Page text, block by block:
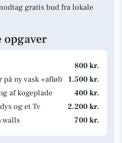
gratis bud fra lokale
opgaver
800 kr.
ny vask +afløb
1.500 kr.
af kogeplade
400 kr.
og et Tv
2.200 kr.
walls
700 kr.